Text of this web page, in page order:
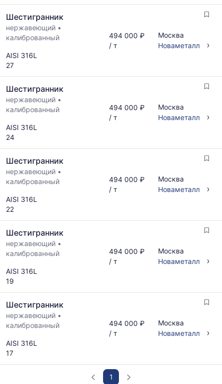
листов.
Шестигранник
нержавеющий •
калиброванный
AISI 316L
27
494 000 ₽
/ т
Москва
Новаметалл
›
Шестигранник
нержавеющий •
калиброванный
AISI 316L
24
494 000 ₽
/ т
Москва
Новаметалл
›
Шестигранник
нержавеющий •
калиброванный
AISI 316L
22
494 000 ₽
/ т
Москва
Новаметалл
›
Шестигранник
нержавеющий •
калиброванный
AISI 316L
19
494 000 ₽
/ т
Москва
Новаметалл
›
Шестигранник
нержавеющий •
калиброванный
AISI 316L
17
494 000 ₽
/ т
Москва
Новаметалл
›
1